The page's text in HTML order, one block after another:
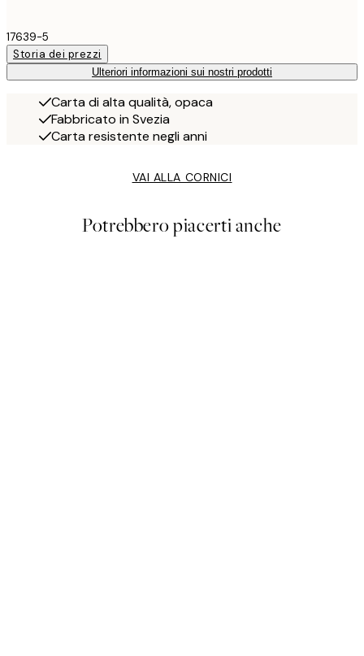
17639-5
Storia dei prezzi
Ulteriori informazioni sui nostri prodotti
Carta di alta qualità, opaca
Fabbricato in Svezia
Carta resistente negli anni
VAI ALLA CORNICI
Potrebbero piacerti anche